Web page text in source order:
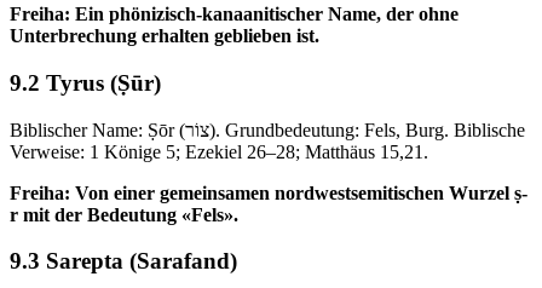
Freiha: Ein phönizisch-kanaanitischer Name, der ohne
Unterbrechung erhalten geblieben ist.
9.2 Tyrus (Ṣūr)
Biblischer Name: Ṣōr (צוֹר). Grundbedeutung: Fels, Burg. Biblische
Verweise: 1 Könige 5; Ezekiel 26–28; Matthäus 15,21.
Freiha: Von einer gemeinsamen nordwestsemitischen Wurzel ṣ-
r mit der Bedeutung «Fels».
9.3 Sarepta (Sarafand)